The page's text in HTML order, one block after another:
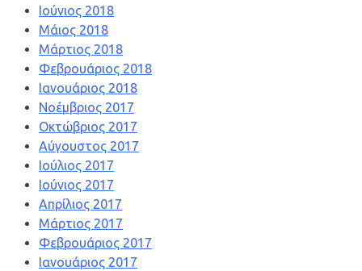
Ιούνιος 2018
Μάιος 2018
Μάρτιος 2018
Φεβρουάριος 2018
Ιανουάριος 2018
Νοέμβριος 2017
Οκτώβριος 2017
Αύγουστος 2017
Ιούλιος 2017
Ιούνιος 2017
Απρίλιος 2017
Μάρτιος 2017
Φεβρουάριος 2017
Ιανουάριος 2017